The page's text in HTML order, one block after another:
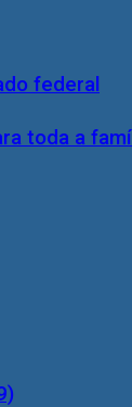
federal
toda a